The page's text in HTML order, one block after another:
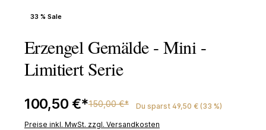
33 % Sale
Erzengel Gemälde - Mini -
Limitiert Serie
100,50 €*150,00 €* Du sparst 49,50 € (33 %)
Preise inkl. MwSt. zzgl. Versandkosten